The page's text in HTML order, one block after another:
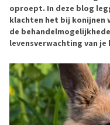
oproept. In deze blog
klachten het bij konijnen
de
levensverwachting van je